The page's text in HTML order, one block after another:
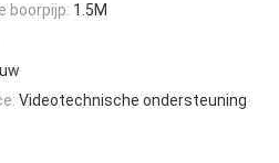
boorpijp: 1.5M
Videotechnische ondersteuning